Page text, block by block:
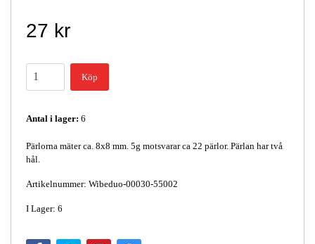
27 kr
Köp
Antal i lager: 6
Pärlorna mäter ca. 8x8 mm. 5g motsvarar ca 22 pärlor. Pärlan har två
hål.
Artikelnummer: Wibeduo-00030-55002
I Lager: 6